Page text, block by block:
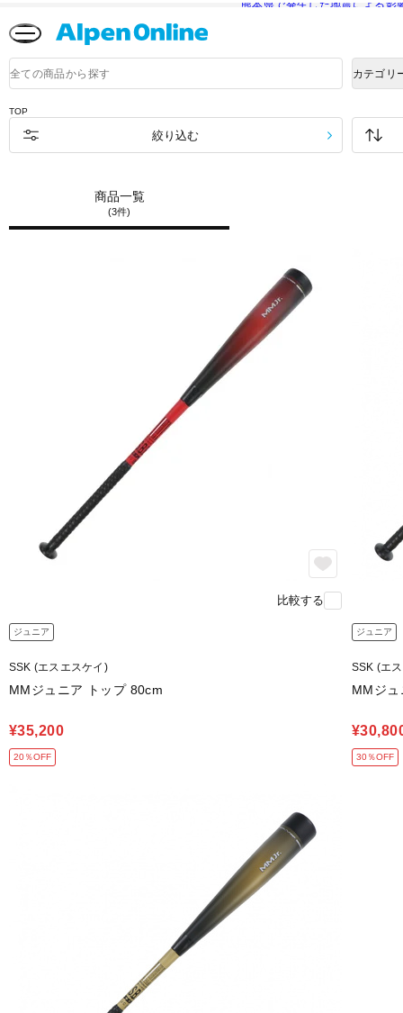
熊本県で発生した地震による影
品
検
カテゴリ
TOP
商品一覧
(3件)
絞り込む
比較する
ジュニア
SSK (エスエスケイ)
MMジュニア トップ 80cm
¥35,200
20％OFF
ジュニア
SSK (エ
MMジ
30％OFF